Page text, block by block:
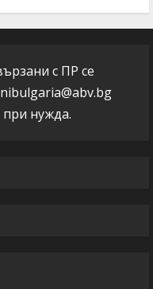
с ПР се
при нужда.